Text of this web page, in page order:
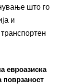
што го
и
евроазиска
поврзаност